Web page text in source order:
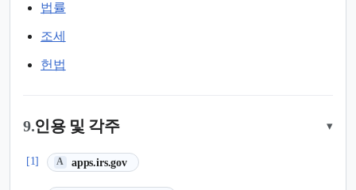
법률
조세
헌법
9.인용 및 각주 ▾
[1] A apps.irs.gov
(새 탭에서 열림)